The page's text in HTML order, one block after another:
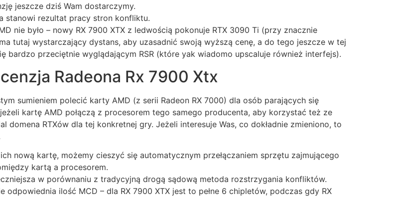
jeszcze dziś Wam dostarczymy.
stanowi rezultat pracy stron konfliktu.
nie było – nowy RX 7900 XTX z ledwością pokonuje RTX 3090 Ti (przy znacznie
tutaj wystarczający dystans, aby uzasadnić swoją wyższą cenę, a do tego jeszcze w tej
bardzo przeciętnie wyglądającym RSR (które yak wiadomo upscaluje również interfejs).
Radeona Rx 7900 Xtx
sumieniem polecić karty AMD (z serii Radeon RX 7000) dla osób parających się
kartę AMD połączą z procesorem tego samego producenta, aby korzystać też ze
domena RTXów dla tej konkretnej gry. Jeżeli interesuje Was, co dokładnie zmieniono, to
nową kartę, możemy cieszyć się automatycznym przełączaniem sprzętu zajmującego
kartą a procesorem.
w porównaniu z tradycyjną drogą sądową metoda rozstrzygania konfliktów.
odpowiednia ilość MCD – dla RX 7900 XTX jest to pełne 6 chipletów, podczas gdy RX